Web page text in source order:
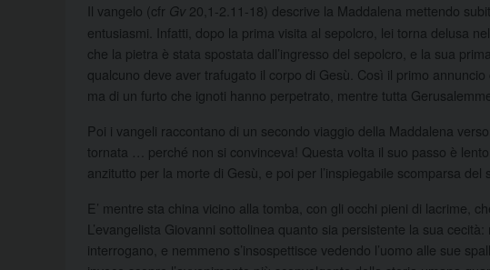
Il vangelo (cfr Gv 20,1-2.11-18) descrive la Maddalena mettendo
entusiasmi. Infatti, dopo la prima visita al sepolcro, lei torna delusa
che la pietra è stata spostata dall’ingresso del sepolcro, e la sua
qualcuno deve aver trafugato il corpo di Gesù. Così il primo
ma di un furto che ignoti hanno perpetrato, mentre tutta
Poi i vangeli raccontano di un secondo viaggio della Maddalena
tornata … perché non si convinceva! Questa volta il suo passo è
anzitutto per la morte di Gesù, e poi per l’inspiegabile scomparsa del
E’ mentre sta china vicino alla tomba, con gli occhi pieni di lacrime,
L’evangelista Giovanni sottolinea quanto sia persistente la sua
interrogano, e nemmeno s’insospettisce vedendo l’uomo alle sue